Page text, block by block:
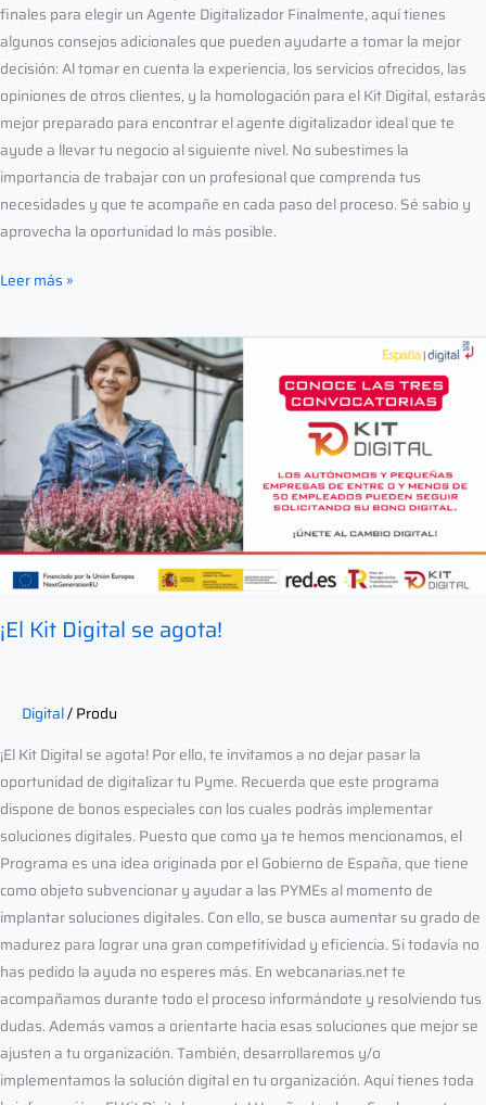
finales para elegir un Agente Digitalizador Finalmente, aquí tienes
algunos consejos adicionales que pueden ayudarte a tomar la mejor
decisión: Al tomar en cuenta la experiencia, los servicios ofrecidos, las
opiniones de otros clientes, y la homologación para el Kit Digital, estarás
mejor preparado para encontrar el agente digitalizador ideal que te
ayude a llevar tu negocio al siguiente nivel. No subestimes la
importancia de trabajar con un profesional que comprenda tus
necesidades y que te acompañe en cada paso del proceso. Sé sabio y
aprovecha la oportunidad lo más posible.
Leer más »
¡El Kit Digital se agota!
Digital/Produ
¡El Kit Digital se agota! Por ello, te invitamos a no dejar pasar la
oportunidad de digitalizar tu Pyme. Recuerda que este programa
dispone de bonos especiales con los cuales podrás implementar
soluciones digitales. Puesto que como ya te hemos mencionamos, el
Programa es una idea originada por el Gobierno de España, que tiene
como objeto subvencionar y ayudar a las PYMEs al momento de
implantar soluciones digitales. Con ello, se busca aumentar su grado de
madurez para lograr una gran competitividad y eficiencia. Si todavía no
has pedido la ayuda no esperes más. En webcanarias.net te
acompañamos durante todo el proceso informándote y resolviendo tus
dudas. Además vamos a orientarte hacia esas soluciones que mejor se
ajusten a tu organización. También, desarrollaremos y/o
implementamos la solución digital en tu organización. Aquí tienes toda
¡El
Kit
Digital
agota!